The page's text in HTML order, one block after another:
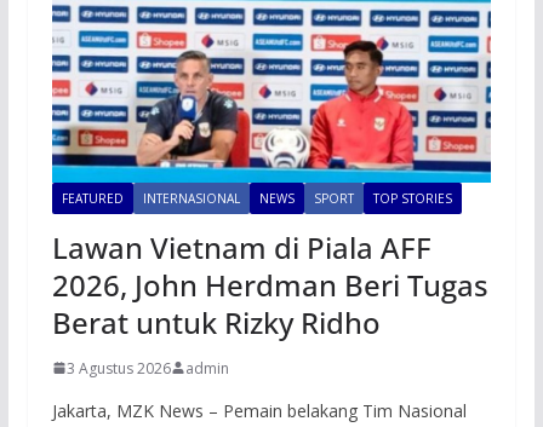
FEATURED INTERNASIONAL NEWS SPORT TOP STORIES
Lawan Vietnam di Piala AFF
2026, John Herdman Beri Tugas
Berat untuk Rizky Ridho
3 Agustus 2026 admin
Jakarta, MZK News – Pemain belakang Tim Nasional